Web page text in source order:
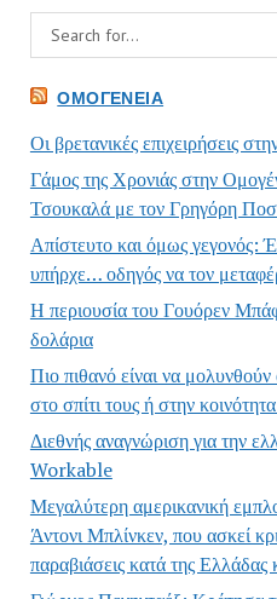
ΟΜΟΓΈΝΕΙΑ
Οι βρετανικές επιχειρήσεις
Γάμος της Χρονιάς στην
Τσουκαλά με τον Γρηγόρη
Απίστευτο και όμως γεγονός:
υπήρχε… οδηγός να τον
Η περιουσία του Γουόρεν
δολάρια
Πιο πιθανό είναι να
στο σπίτι τους ή στην
Διεθνής αναγνώριση για την
Workable
Μεγαλύτερη αμερικανική
Άντονι Μπλίνκεν, που ασκεί
παραβιάσεις κατά της